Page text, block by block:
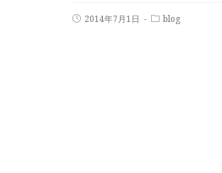
2014年7月1日 blog